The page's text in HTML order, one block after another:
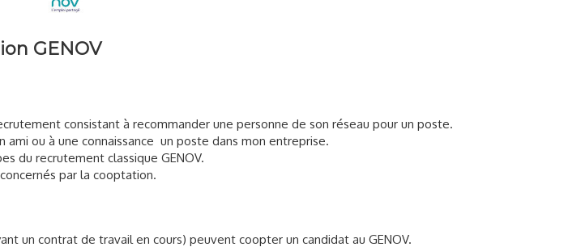
GENOV
consistant à recommander une personne de son réseau pour un poste.
ami ou à une connaissance un poste dans mon entreprise.
du recrutement classique GENOV.
par la cooptation.
un contrat de travail en cours) peuvent coopter un candidat au GENOV.